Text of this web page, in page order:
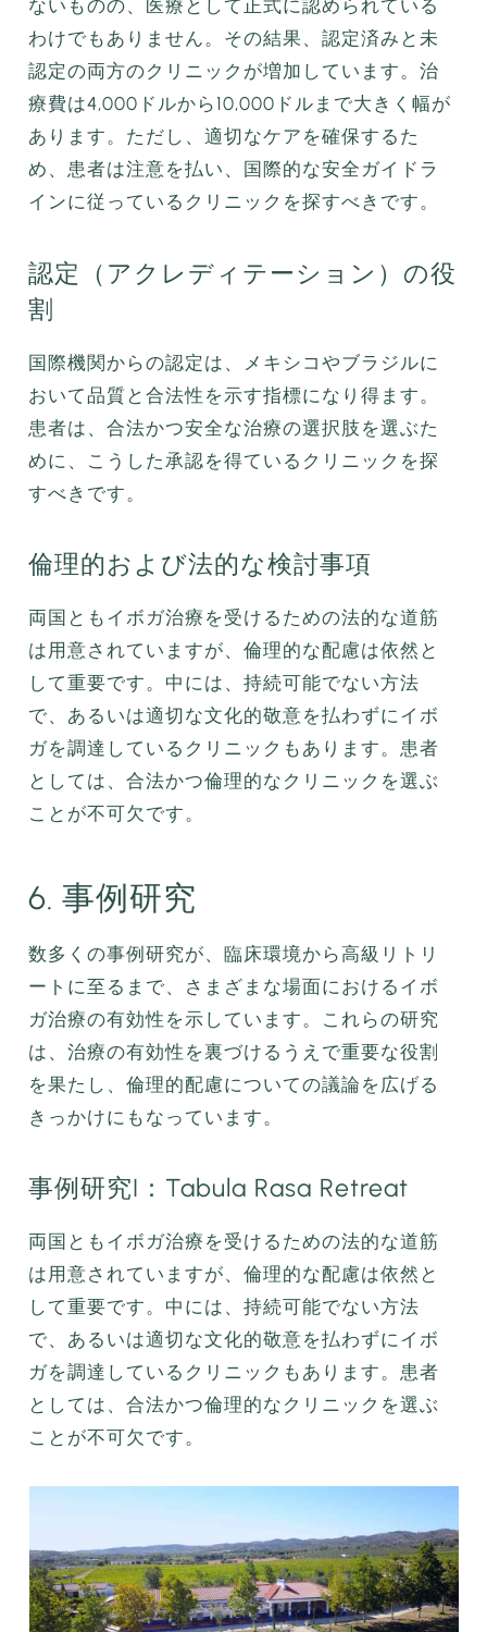
ないものの、医療として正式に認められている
わけでもありません。その結果、認定済みと未
認定の両方のクリニックが増加しています。治
療費は4,000ドルから10,000ドルまで大きく幅が
あります。ただし、適切なケアを確保するた
め、患者は注意を払い、国際的な安全ガイドラ
インに従っているクリニックを探すべきです。
認定（アクレディテーション）の役
割
国際機関からの認定は、メキシコやブラジルに
おいて品質と合法性を示す指標になり得ます。
患者は、合法かつ安全な治療の選択肢を選ぶた
めに、こうした承認を得ているクリニックを探
すべきです。
倫理的および法的な検討事項
両国ともイボガ治療を受けるための法的な道筋
は用意されていますが、倫理的な配慮は依然と
して重要です。中には、持続可能でない方法
で、あるいは適切な文化的敬意を払わずにイボ
ガを調達しているクリニックもあります。患者
としては、合法かつ倫理的なクリニックを選ぶ
ことが不可欠です。
6. 事例研究
数多くの事例研究が、臨床環境から高級リトリ
ートに至るまで、さまざまな場面におけるイボ
ガ治療の有効性を示しています。これらの研究
は、治療の有効性を裏づけるうえで重要な役割
を果たし、倫理的配慮についての議論を広げる
きっかけにもなっています。
事例研究I：Tabula Rasa Retreat
両国ともイボガ治療を受けるための法的な道筋
は用意されていますが、倫理的な配慮は依然と
して重要です。中には、持続可能でない方法
で、あるいは適切な文化的敬意を払わずにイボ
ガを調達しているクリニックもあります。患者
としては、合法かつ倫理的なクリニックを選ぶ
ことが不可欠です。